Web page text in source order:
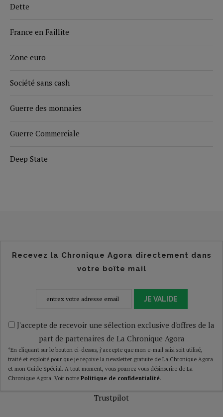
Dette
France en Faillite
Zone euro
Société sans cash
Guerre des monnaies
Guerre Commerciale
Deep State
Recevez la Chronique Agora directement dans
votre boîte mail
JE VALIDE
J'accepte de recevoir une sélection exclusive d'offres de la
part de partenaires de La Chronique Agora
*En cliquant sur le bouton ci-dessus, j’accepte que mon e-mail saisi soit utilisé,
traité et exploité pour que je reçoive la newsletter gratuite de La Chronique Agora
et mon Guide Spécial. A tout moment, vous pourrez vous désinscrire de La
Chronique Agora. Voir notre Politique de confidentialité.
Trustpilot